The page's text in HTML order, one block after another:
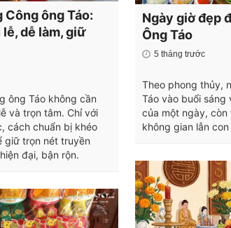
Công ông Táo:
dễ làm, giữ
ông Táo không cần
và trọn tâm. Chỉ với
cách chuẩn bị khéo
giữ trọn nét truyền
đại, bận rộn.
Ngày giờ đẹp
Ông Táo
5 tháng trước
Theo phong thủy,
Táo vào buổi sáng
của một ngày, còn
không gian lẫn